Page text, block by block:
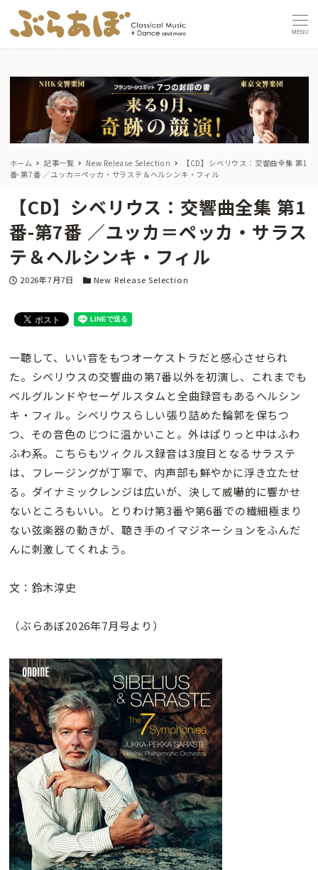
MENU
ホーム 記事一覧 New Release Selection
【CD】シベリウス：交響曲全集 第1
番-第7番 ／ユッカ＝ペッカ・サラステ＆ヘルシンキ・フィル
【CD】シベリウス：交響曲全集 第1
番-第7番 ／ユッカ＝ペッカ・サラス
テ＆ヘルシンキ・フィル
投稿日
2026年7月7日 カテゴリー
New Release Selection
一聴して、いい音をもつオーケストラだと感心させられ
た。シベリウスの交響曲の第7番以外を初演し、これまでも
ベルグルンドやセーゲルスタムと全曲録音もあるヘルシン
キ・フィル。シベリウスらしい張り詰めた輪郭を保ちつ
つ、その音色のじつに温かいこと。外はぱりっと中はふわ
ふわ系。こちらもツィクルス録音は3度目となるサラステ
は、フレージングが丁寧で、内声部も鮮やかに浮き立たせ
る。ダイナミックレンジは広いが、決して威嚇的に響かせ
ないところもいい。とりわけ第3番や第6番での繊細極まり
ない弦楽器の動きが、聴き手のイマジネーションをふんだ
んに刺激してくれよう。
文：鈴木淳史
（ぶらあぼ2026年7月号より）